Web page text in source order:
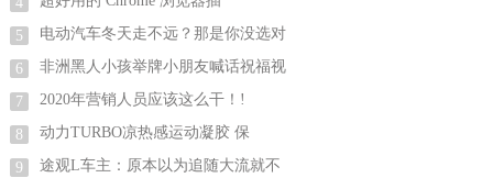
5 电动汽车冬天走不远？那是你没选对
6 非洲黑人小孩举牌小朋友喊话祝福视
7 2020年营销人员应该这么干！!
8 动力TURBO凉热感运动凝胶 保
9 途观L车主：原本以为追随大流就不